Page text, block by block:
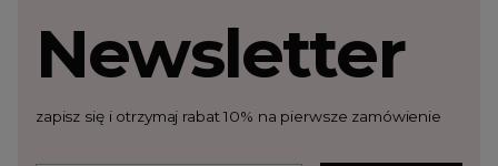
Newsletter
zapisz się i otrzymaj rabat 10% na pierwsze zamówienie